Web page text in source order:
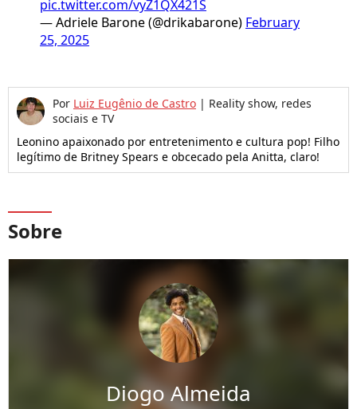
pic.twitter.com/vyZ1QX421S
— Adriele Barone (@drikabarone) February
25, 2025
Por Luiz Eugênio de Castro | Reality show, redes
sociais e TV
Leonino apaixonado por entretenimento e cultura pop! Filho
legítimo de Britney Spears e obcecado pela Anitta, claro!
Sobre
Diogo Almeida